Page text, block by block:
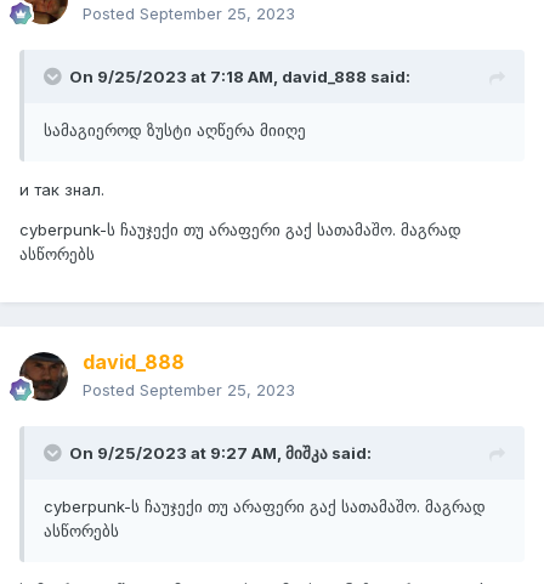
Posted September 25, 2023
On 9/25/2023 at 7:18 AM, david_888 said:
სამაგიეროდ ზუსტი აღწერა მიიღე
и так знал.
cyberpunk-ს ჩაუჯექი თუ არაფერი გაქ სათამაშო. მაგრად
ასწორებს
david_888
Posted September 25, 2023
On 9/25/2023 at 9:27 AM, მიშკა said:
cyberpunk-ს ჩაუჯექი თუ არაფერი გაქ სათამაშო. მაგრად
ასწორებს